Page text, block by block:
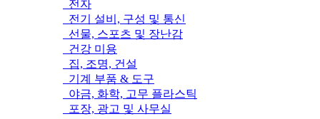
전자
전기 설비, 구성 및 통신
선물, 스포츠 및 장난감
건강 미용
집, 조명, 건설
기계 부품 & 도구
야금, 화학, 고무 플라스틱
포장, 광고 및 사무실